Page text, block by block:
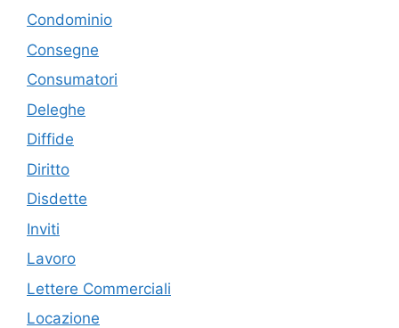
Condominio
Consegne
Consumatori
Deleghe
Diffide
Diritto
Disdette
Inviti
Lavoro
Lettere Commerciali
Locazione